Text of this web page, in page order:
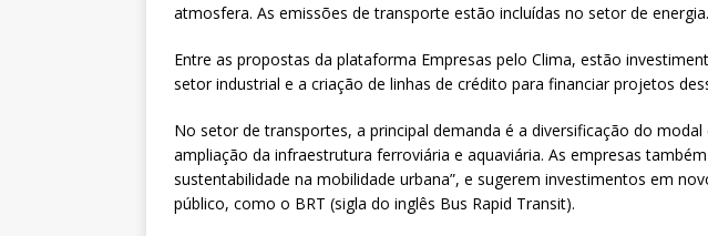
atmosfera. As emissões de transporte estão incluídas no setor de energia.
Entre as propostas da plataforma Empresas pelo Clima, estão
setor industrial e a criação de linhas de crédito para financiar projetos
No setor de transportes, a principal demanda é a diversificação do
ampliação da infraestrutura ferroviária e aquaviária. As empresas
sustentabilidade na mobilidade urbana”, e sugerem investimentos em
público, como o BRT (sigla do inglês Bus Rapid Transit).